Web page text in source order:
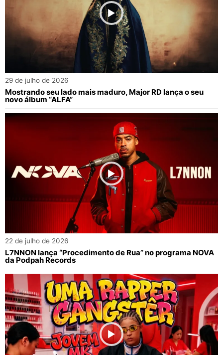
29 de julho de 2026
Mostrando seu lado mais maduro, Major RD lança o seu
novo álbum “ALFA”
22 de julho de 2026
L7NNON lança “Procedimento de Rua” no programa NOVA
da Podpah Records